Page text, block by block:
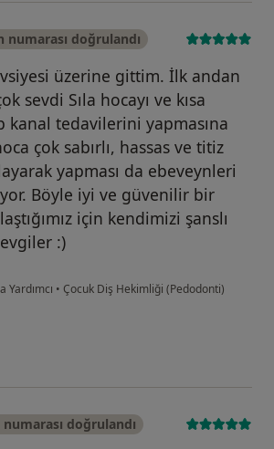
numarası doğrulandı
üzerine gittim. İlk andan
sevdi Sıla hocayı ve kısa
kanal tedavilerini yapmasına
çok sabırlı, hassas ve titiz
yapması da ebeveynleri
Böyle iyi ve güvenilir bir
için kendimizi şanslı
:)
Yardımcı • Çocuk Diş Hekimliği (Pedodonti)
pe...ı
doğrulandı